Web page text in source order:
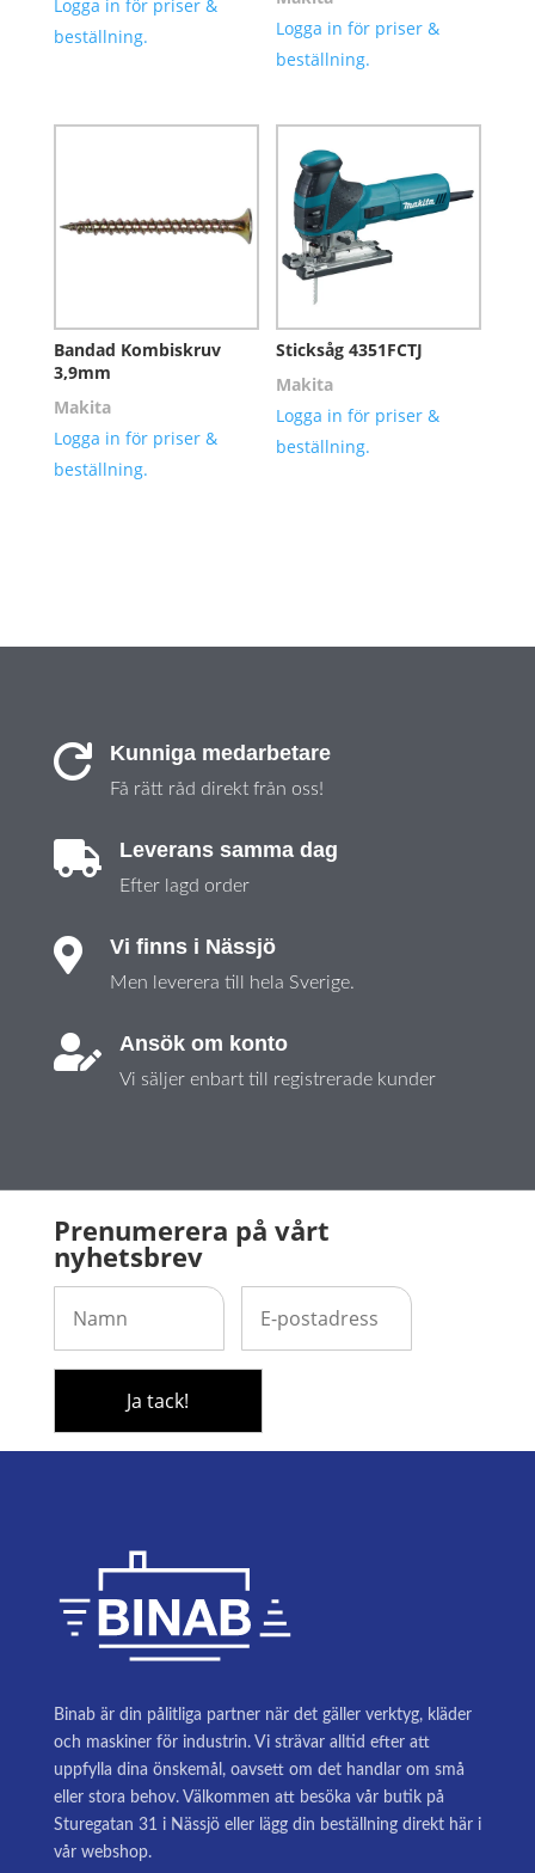
Logga in för priser &
beställning.
Logga in för priser &
beställning.
Bandad Kombiskruv
3,9mm
Makita
Logga in för priser &
beställning.
Sticksåg 4351FCTJ
Makita
Logga in för priser &
beställning.
 Kunniga medarbetare
Få rätt råd direkt från oss!
 Leverans samma dag
Efter lagd order
 Vi finns i Nässjö
Men leverera till hela Sverige.
 Ansök om konto
Vi säljer enbart till registrerade kunder
Prenumerera på vårt
nyhetsbrev
Binab är din pålitliga partner när det gäller verktyg, kläder
och maskiner för industrin. Vi strävar alltid efter att
uppfylla dina önskemål, oavsett om det handlar om små
eller stora behov. Välkommen att besöka vår butik på
Sturegatan 31 i Nässjö eller lägg din beställning direkt här i
vår webshop.